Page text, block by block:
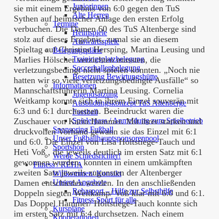
Juniorinnen
Alte Herren
Termine
Heimspiele
Auswärtsspiele
Belegungspläne
Trainingsplatzbelegung
Soccerhallenbelegung
Besetzung Bewirtungshütte
Informationen
Jugendsatzung
Ausbildungskonzept TuS Altenberge
Fussball
Spielerpass / Anmeldung zum Spielbetrieb
Sponsoring Fußball
Unser Fußballhauptsponsorenpool
Sportshop
Werde Schiedsrichter!
Fitness / REHA
Willkommen/ Kontakt
Unsere Angebote
Rehasport – Hilfe zur Selbsthilfe
Fitness-Sport für alle
Kurspläne
Kooperationen
sie mit einem Ergebnis von 6:0 gegen den TuS
Sythen auf heimischer Anlage den ersten Erfolg
verbuchen. Die Damen 60 des TuS Altenberge sind
stolz auf dieses Ergebnis, zumal sie an diesem
Spieltag auf Christine Hersping, Martina Leusing und
Marlies Hölscher verzichten mussten, die
verletzungsbedingt nicht spielen konnten. „Noch nie
hatten wir so viele verletzungsbedingte Ausfälle“ so
Mannschaftsführerin Martina Leusing. Cornelia
Weitkamp konnte sich in ihrem Einzel souverän mit
6:3 und 6:1 durchsetzen. Beeindruckt waren die
Zuschauer von Karin Hammer. Mit ihrer starken und
druckvollen Vorhand gewann sie das Einzel mit 6:1
und 6:0. Die Einzel von Lisa Holtstiege-Tauch und
Heti Voß , die jeweils deutlich im ersten Satz mit 6:1
gewonnen wurden, konnten in einem umkämpften
zweiten Satz jeweils zugunsten der Altenberger
Damen entschieden werden. In den anschließenden
Doppeln siegten Weitkamp/ Voß klar mit 6:0 und 6:1.
Das Doppel Hammer/ Holtstiege-Tauch konnte sich
im ersten Satz mit 6:4 durchsetzen. Nach einem